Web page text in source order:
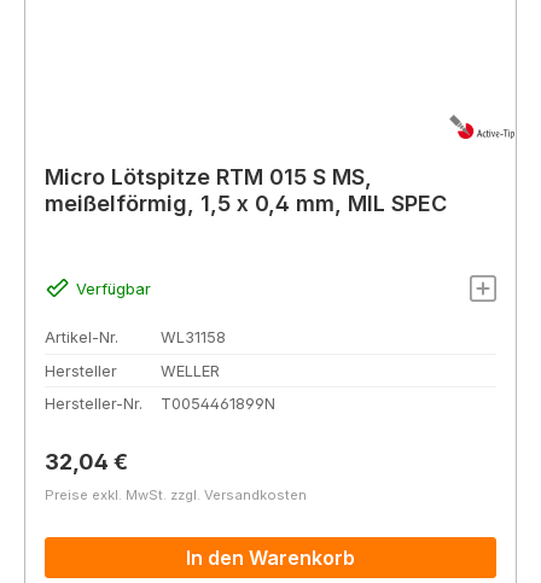
Micro Lötspitze RTM 015 S MS,
meißelförmig, 1,5 x 0,4 mm, MIL SPEC
Verfügbar
Artikel-Nr.
WL31158
Hersteller
WELLER
Hersteller-Nr.
T0054461899N
Regulärer Preis:
32,04 €
Preise exkl. MwSt. zzgl. Versandkosten
In den Warenkorb